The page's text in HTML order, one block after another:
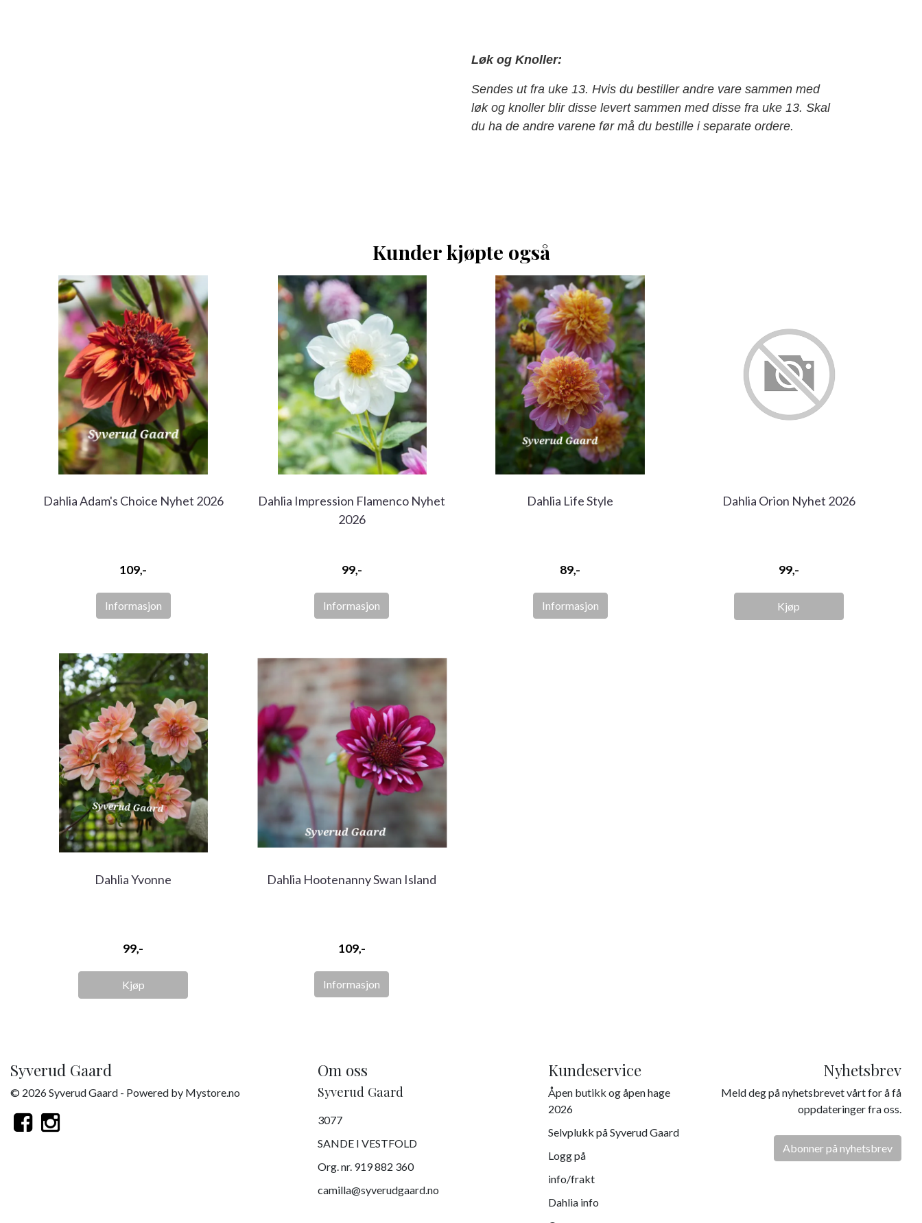
Løk og Knoller:
Sendes ut fra uke 13. Hvis du bestiller andre vare sammen med
løk og knoller blir disse levert sammen med disse fra uke 13. Skal
du ha de andre varene før må du bestille i separate ordere.
Kunder kjøpte også
Dahlia Adam's Choice Nyhet 2026
109,-
Informasjon
Dahlia Impression Flamenco Nyhet
2026
99,-
Informasjon
Dahlia Life Style
89,-
Informasjon
Dahlia Orion Nyhet 2026
99,-
Kjøp
Dahlia Yvonne
99,-
Kjøp
Dahlia Hootenanny Swan Island
109,-
Informasjon
Syverud Gaard
© 2026 Syverud Gaard - Powered by Mystore.no
Om oss
Syverud Gaard
3077
SANDE I VESTFOLD
Org. nr. 919 882 360
camilla@syverudgaard.no
Kundeservice
Åpen butikk og åpen hage
2026
Selvplukk på Syverud Gaard
Logg på
info/frakt
Dahlia info
Nyhetsbrev
Meld deg på nyhetsbrevet vårt for å få
oppdateringer fra oss.
Abonner på nyhetsbrev